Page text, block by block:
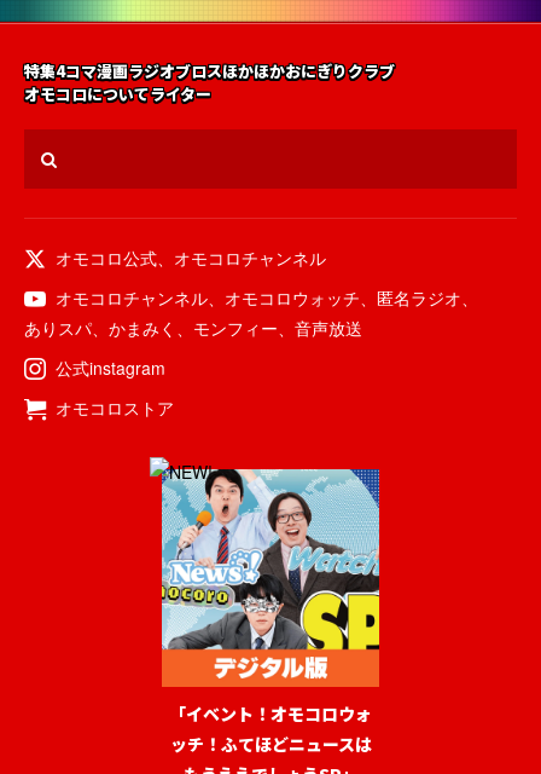
特集4コマ漫画ラジオブロスほかほかおにぎりクラブ
オモコロについてライター
オモコロ公式、 オモコロチャンネル
オモコロチャンネル、 オモコロウォッチ、 匿名ラジオ、
ありスパ、 かまみく 、 モンフィー、 音声放送
公式instagram
オモコロストア
「イベント！オモコロウォ
ッチ！ふてほどニュースは